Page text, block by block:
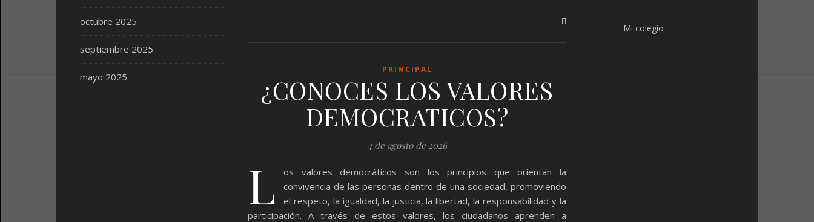
octubre 2025
septiembre 2025
mayo 2025
PRINCIPAL
¿CONOCES LOS VALORES
DEMOCRATICOS?
4 de agosto de 2026
L
os valores democráticos son los principios que orientan la
convivencia de las personas dentro de una sociedad, promoviendo
el respeto, la igualdad, la justicia, la libertad, la responsabilidad y la
participación. A través de estos valores, los ciudadanos aprenden a
Mi colegio